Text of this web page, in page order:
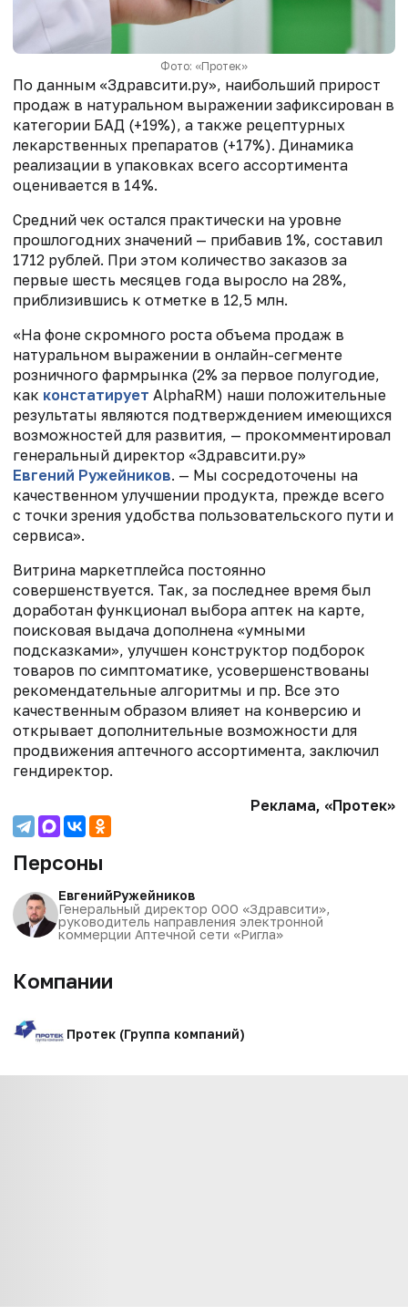
Фото: «Протек»
По данным «Здравсити.ру», наибольший прирост
продаж в натуральном выражении зафиксирован в
категории БАД (+19%), а также рецептурных
лекарственных препаратов (+17%). Динамика
реализации в упаковках всего ассортимента
оценивается в 14%.
Средний чек остался практически на уровне
прошлогодних значений — прибавив 1%, составил
1712 рублей. При этом количество заказов за
первые шесть месяцев года выросло на 28%,
приблизившись к отметке в 12,5 млн.
«На фоне скромного роста объема продаж в
натуральном выражении в онлайн-сегменте
розничного фармрынка (2% за первое полугодие,
как констатирует AlphaRM) наши положительные
результаты являются подтверждением имеющихся
возможностей для развития, — прокомментировал
генеральный директор «Здравсити.ру»
Евгений Ружейников. — Мы сосредоточены на
качественном улучшении продукта, прежде всего
с точки зрения удобства пользовательского пути и
сервиса».
Витрина маркетплейса постоянно
совершенствуется. Так, за последнее время был
доработан функционал выбора аптек на карте,
поисковая выдача дополнена «умными
подсказками», улучшен конструктор подборок
товаров по симптоматике, усовершенствованы
рекомендательные алгоритмы и пр. Все это
качественным образом влияет на конверсию и
открывает дополнительные возможности для
продвижения аптечного ассортимента, заключил
гендиректор.
Реклама, «Протек»
Персоны
ЕвгенийРужейников
Генеральный директор ООО «Здравсити»,
руководитель направления электронной
коммерции Аптечной сети «Ригла»
Компании
Протек (Группа компаний)